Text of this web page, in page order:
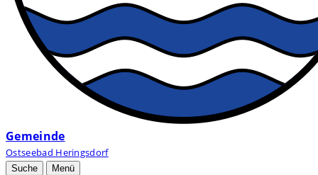
Gemeinde
Ostseebad Heringsdorf
Suche Menü